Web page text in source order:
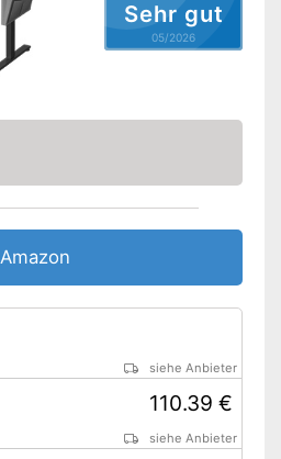
siehe AnbieterSehr gut
05/2026
Amazon
siehe Anbieter
110.39 €
siehe Anbieter